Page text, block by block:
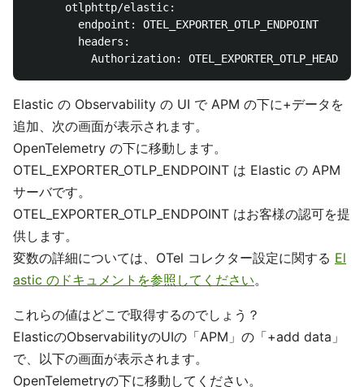
      otlphttp/elastic:
        endpoint: OTEL_EXPORTER_OTLP_ENDPOINT
        headers:
Elastic の Observability の UI で APM の下に+データを
追加、次の画面が表示されます。
OpenTelemetry の下に移動します。
OTEL_EXPORTER_OTLP_ENDPOINT は Elastic の APM
サーバです。
OTEL_EXPORTER_OTLP_ENDPOINT はお客様の認可を提
供します。
変数の詳細については、OTel コレクター設定に関する El
astic のドキュメントを参照してください。
これらの値はどこで取得するのでしょう？
ElasticのObservabilityのUIの「APM」の「+add data」
で、以下の画面が表示されます。
OpenTelemetryの下に移動してください。